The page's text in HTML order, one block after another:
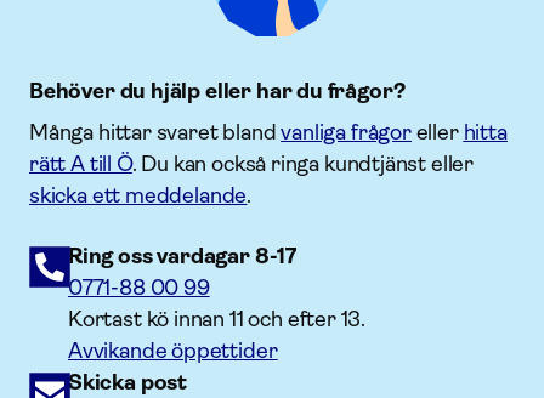
Behöver du hjälp eller har du frågor?
Många hittar svaret blandvanliga frågoreller hitta
rätt A till Ö. Du kan också ringa kundtjänst eller
skicka ett meddelande.
Ring oss vardagar 8-17
0771-88 00 99
Kortast kö innan 11 och efter 13.
Avvikande öppettider
Skicka post